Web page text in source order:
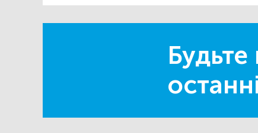
Будьте